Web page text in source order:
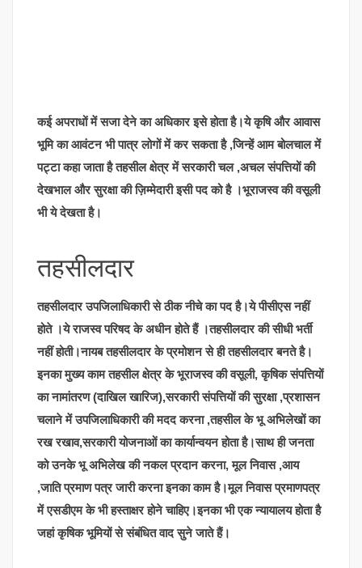
कई अपराधों में सजा देने का अधिकार इसे होता है।ये कृषि और आवास
भूमि का आवंटन भी पात्र लोगों में कर सकता है ,जिन्हें आम बोलचाल में
पट्टा कहा जाता है तहसील क्षेत्र में सरकारी चल ,अचल संपत्तियों की
देखभाल और सुरक्षा की ज़िम्मेदारी इसी पद को है ।भूराजस्व की वसूली
भी ये देखता है।
तहसीलदार
तहसीलदार उपजिलाधिकारी से ठीक नीचे का पद है।ये पीसीएस नहीं
होते ।ये राजस्व परिषद के अधीन होते हैं ।तहसीलदार की सीधी भर्ती
नहीं होती।नायब तहसीलदार के प्रमोशन से ही तहसीलदार बनते है।
इनका मुख्य काम तहसील क्षेत्र के भूराजस्व की वसूली, कृषिक संपत्तियों
का नामांतरण (दाखिल खारिज),सरकारी संपत्तियों की सुरक्षा ,प्रशासन
चलाने में उपजिलाधिकारी की मदद करना ,तहसील के भू अभिलेखों का
रख रखाव,सरकारी योजनाओं का कार्यान्वयन होता है।साथ ही जनता
को उनके भू अभिलेख की नकल प्रदान करना, मूल निवास ,आय
,जाति प्रमाण पत्र जारी करना इनका काम है।मूल निवास प्रमाणपत्र
में एसडीएम के भी हस्ताक्षर होने चाहिए।इनका भी एक न्यायालय होता है
जहां कृषिक भूमियों से संबंधित वाद सुने जाते हैं।